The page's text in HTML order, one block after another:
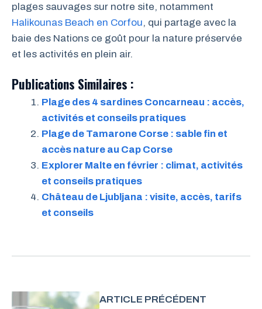
plages sauvages sur notre site, notamment
Halikounas Beach en Corfou, qui partage avec la
baie des Nations ce goût pour la nature préservée
et les activités en plein air.
Publications Similaires :
Plage des 4 sardines Concarneau : accès,
activités et conseils pratiques
Plage de Tamarone Corse : sable fin et
accès nature au Cap Corse
Explorer Malte en février : climat, activités
et conseils pratiques
Château de Ljubljana : visite, accès, tarifs
et conseils
ARTICLE PRÉCÉDENT